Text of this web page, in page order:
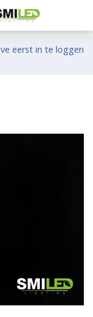
eerst in te loggen